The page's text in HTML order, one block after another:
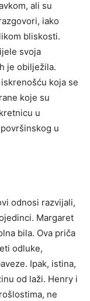
ali su
iako
bliskosti.
svoja
je obilježila.
koja se
koje su
u
u
odnosi razvijali,
Margaret
bila. Ova priča
odluke,
Ipak, istina,
od laži. Henry i
ne